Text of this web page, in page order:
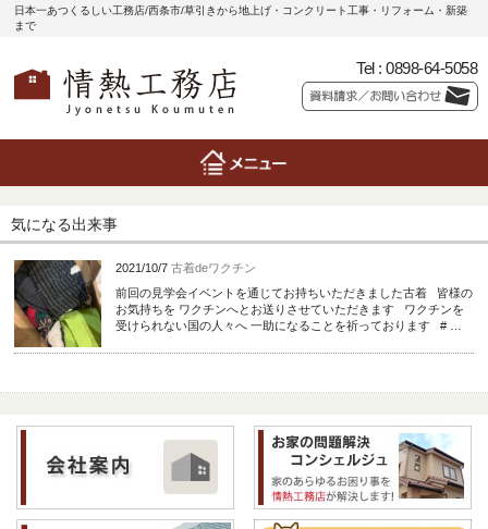
日本一あつくるしい工務店/西条市/草引きから地上げ・コンクリート工事・リフォーム・新築
まで
Tel : 0898-64-5058
気になる出来事
2021/10/7 古着deワクチン
前回の見学会イベントを通じてお持ちいただきました古着 皆様の
お気持ちを ワクチンへとお送りさせていただきます ワクチンを
受けられない国の人々へ 一助になることを祈っております # …